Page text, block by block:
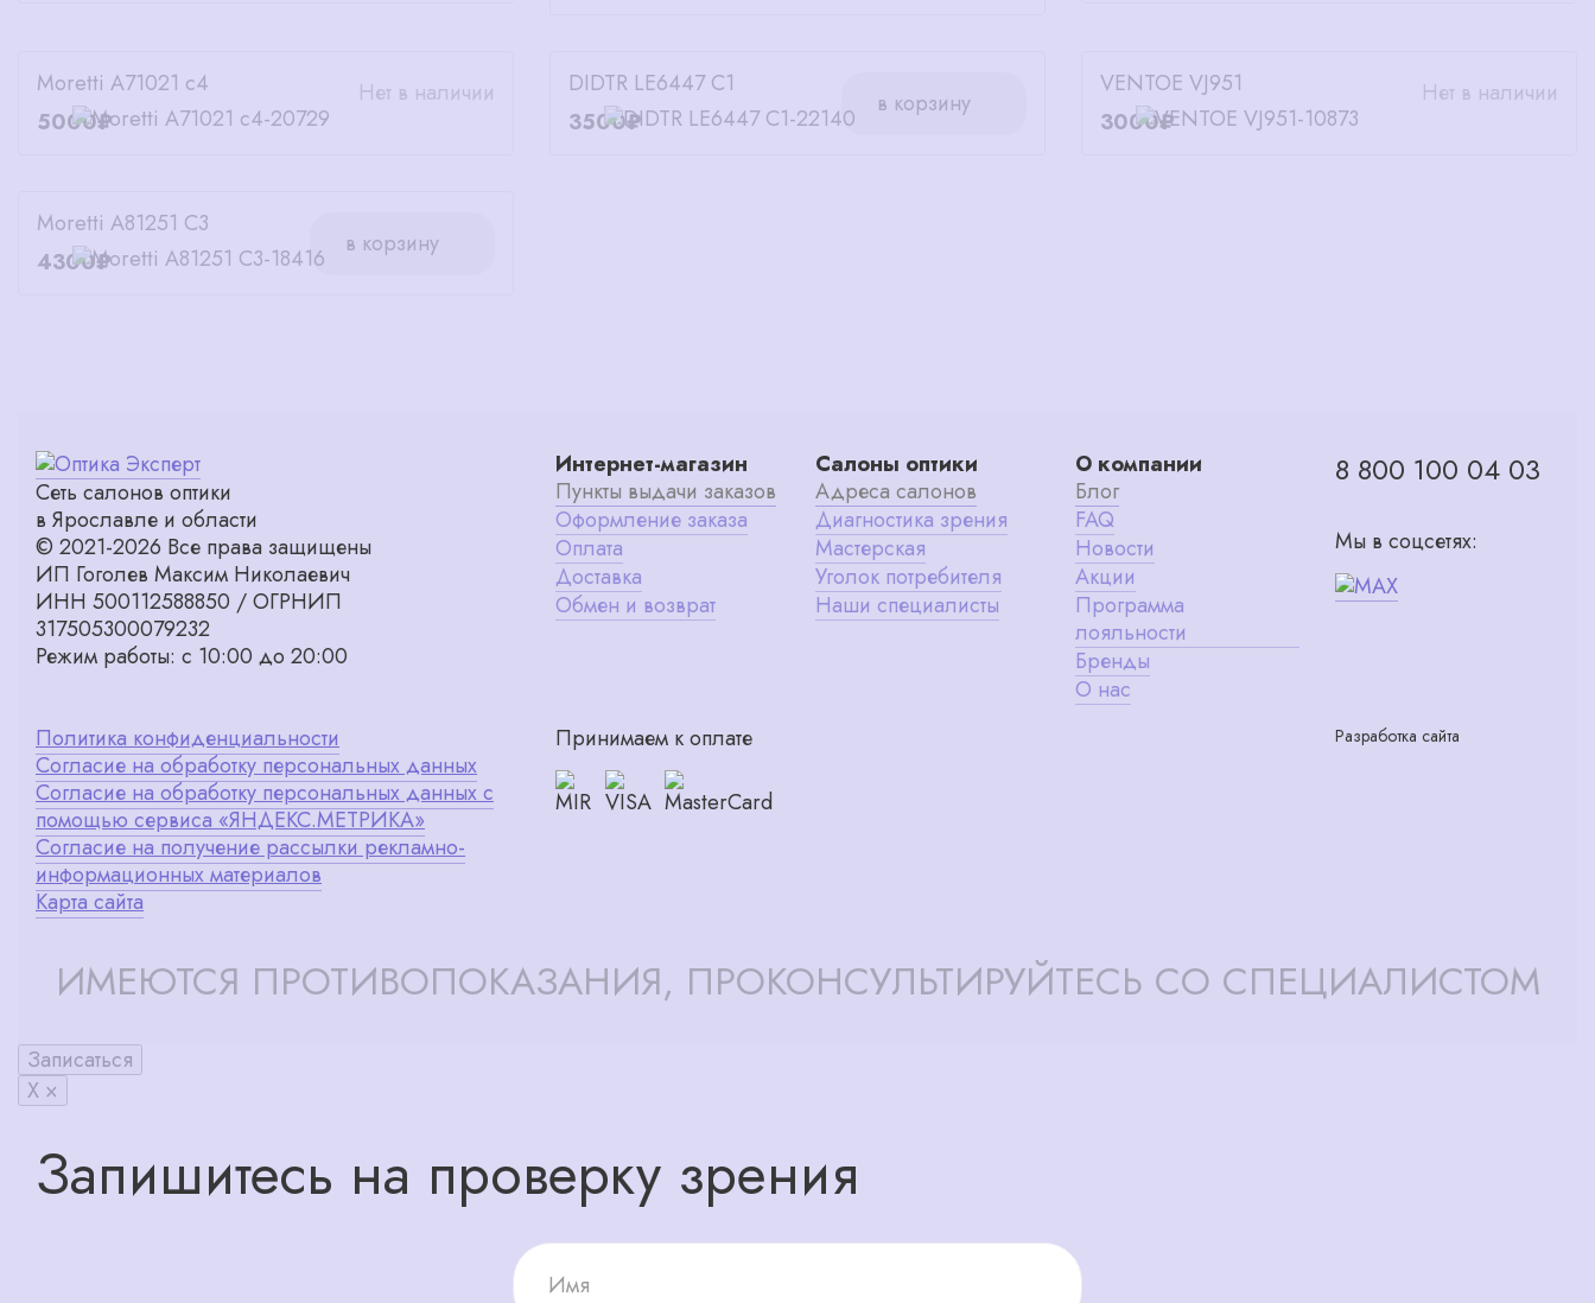
Moretti A71021 c4
5000₽
Нет в наличии
DIDTR LE6447 C1
3500₽
в корзину
VENTOE VJ951
3000₽
Нет в наличии
Moretti A81251 C3
4300₽
в корзину
Сеть салонов оптики
в Ярославле и области
© 2021-2026 Все права защищены
ИП Гоголев Максим Николаевич
ИНН 500112588850 / ОГРНИП
317505300079232
Режим работы: с 10:00 до 20:00
Интернет-магазин
Пункты выдачи заказов
Оформление заказа
Оплата
Доставка
Обмен и возврат
Салоны оптики
Адреса салонов
Диагностика зрения
Мастерская
Уголок потребителя
Наши специалисты
О компании
Блог
FAQ
Новости
Акции
Программа
лояльности
Бренды
О нас
8 800 100 04 03
Мы в соцсетях:
Политика конфиденциальности
Согласие на обработку персональных данных
Согласие на обработку персональных данных с
помощью сервиса «ЯНДЕКС.МЕТРИКА»
Согласие на получение рассылки рекламно-
информационных материалов
Карта сайта
Принимаем к оплате Разработка сайта
ИМЕЮТСЯ ПРОТИВОПОКАЗАНИЯ, ПРОКОНСУЛЬТИРУЙТЕСЬ СО СПЕЦИАЛИСТОМ
Записаться
X ×
Запишитесь на проверку зрения
Имя